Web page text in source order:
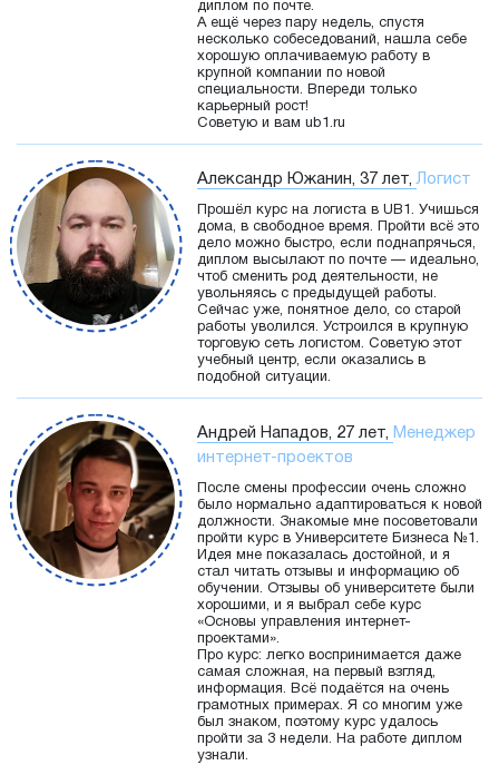
диплом по почте.
А ещё через пару недель, спустя
несколько собеседований, нашла себе
хорошую оплачиваемую работу в
крупной компании по новой
специальности. Впереди только
карьерный рост!
Советую и вам ub1.ru
Александр Южанин, 37 лет,Логист
Прошёл курс на логиста в UB1. Учишься
дома, в свободное время. Пройти всё это
дело можно быстро, если поднапрячься,
диплом высылают по почте — идеально,
чтоб сменить род деятельности, не
увольняясь с предыдущей работы.
Сейчас уже, понятное дело, со старой
работы уволился. Устроился в крупную
торговую сеть логистом. Советую этот
учебный центр, если оказались в
подобной ситуации.
Андрей Нападов, 27 лет, Менеджер
интернет-проектов
После смены профессии очень сложно
было нормально адаптироваться к новой
должности. Знакомые мне посоветовали
пройти курс в Университете Бизнеса №1.
Идея мне показалась достойной, и я
стал читать отзывы и информацию об
обучении. Отзывы об университете были
хорошими, и я выбрал себе курс
«Основы управления интернет-
проектами».
Про курс: легко воспринимается даже
самая сложная, на первый взгляд,
информация. Всё подаётся на очень
грамотных примерах. Я со многим уже
был знаком, поэтому курс удалось
пройти за 3 недели. На работе диплом
узнали.